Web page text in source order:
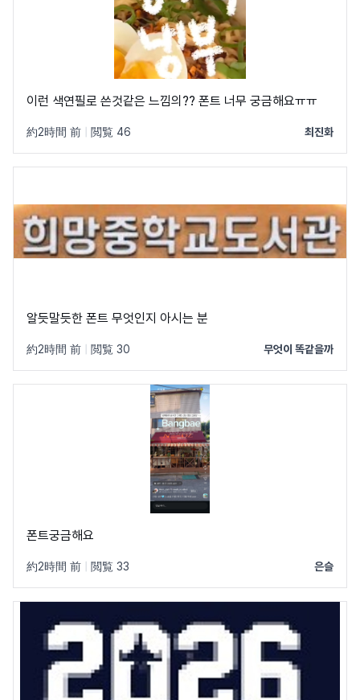
이런 색연필로 쓴것같은 느낌의?? 폰트 너무 궁금해요ㅠㅠ
約2時間 前 閲覧 46 최진화
알듯말듯한 폰트 무엇인지 아시는 분
約2時間 前 閲覧 30 무엇이 똑같을까
폰트궁금해요
約2時間 前 閲覧 33 은슬